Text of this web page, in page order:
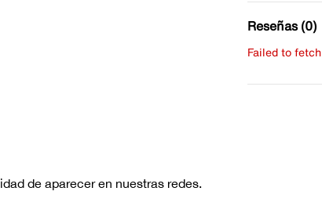
Reseñas (0)
Failed to fetch